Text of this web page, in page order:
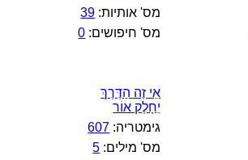
מס' אותיות: 39
מס' חיפושים: 0
אֵי זֶה הַדֶּרֶךְ
יֵחָלֶק אוֹר
גימטריה: 607
מס' מילים: 5